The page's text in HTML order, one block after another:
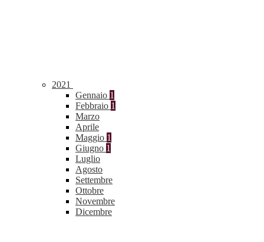
2021
Gennaio 1
Febbraio 1
Marzo
Aprile
Maggio 1
Giugno 1
Luglio
Agosto
Settembre
Ottobre
Novembre
Dicembre